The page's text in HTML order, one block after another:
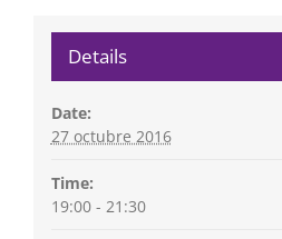
Details
Date:
27 octubre 2016
Time:
19:00 - 21:30